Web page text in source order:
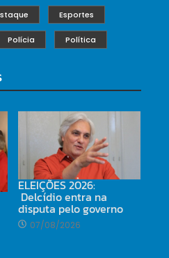
Esportes
Polícia Política
ELEIÇÕES 2026:
Delcídio entra na
disputa pelo governo
07/08/2026